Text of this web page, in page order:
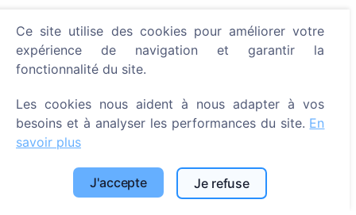
Rechercher des défunts
Services
SIA "CEMETY", LV40103618951
Ce site utilise des cookies pour améliorer votre
expérience de navigation et garantir la
fonctionnalité du site.
Les cookies nous aident à nous adapter à vos
besoins et à analyser les performances du site. En
savoir plus
J'accepte Je refuse